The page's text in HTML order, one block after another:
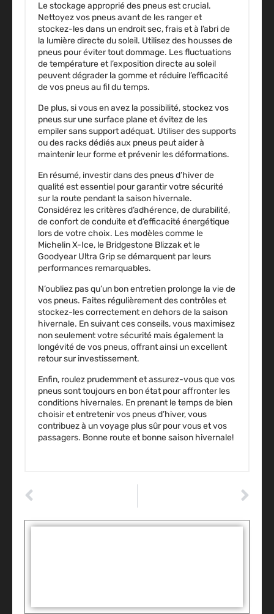
Le stockage approprié des pneus est crucial.
Nettoyez vos pneus avant de les ranger et
stockez-les dans un endroit sec, frais et à l’abri de
la lumière directe du soleil. Utilisez des housses de
pneus pour éviter tout dommage. Les fluctuations
de température et l’exposition directe au soleil
peuvent dégrader la gomme et réduire l’efficacité
de vos pneus au fil du temps.
De plus, si vous en avez la possibilité, stockez vos
pneus sur une surface plane et évitez de les
empiler sans support adéquat. Utiliser des supports
ou des racks dédiés aux pneus peut aider à
maintenir leur forme et prévenir les déformations.
En résumé, investir dans des pneus d’hiverde
qualité est essentiel pour garantir votre sécurité
sur la route pendant la saison hivernale.
Considérez les critères d’adhérence, de durabilité,
de confort de conduite et d’efficacité énergétique
lors de votre choix. Les modèles comme le
Michelin X-Ice, le Bridgestone Blizzak et le
Goodyear Ultra Grip se démarquent par leurs
performances remarquables.
N’oubliez pas qu’un bon entretien prolonge la vie de
vos pneus. Faites régulièrement des contrôles et
stockez-les correctement en dehors de la saison
hivernale. En suivant ces conseils, vous maximisez
non seulement votre sécurité mais également la
longévité de vos pneus, offrant ainsi un excellent
retour sur investissement.
Enfin, roulez prudemment et assurez-vous que vos
pneus sont toujours en bon état pour affronter les
conditions hivernales. En prenant le temps de bien
choisir et entretenir vos pneus d’hiver, vous
contribuez à un voyage plus sûr pour vous et vos
passagers. Bonne route et bonne saison hivernale!